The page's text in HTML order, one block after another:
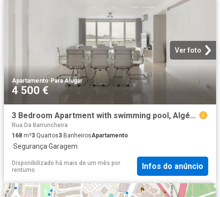
Ver foto
Apartamento· Para Alugar
4 500 €
3 Bedroom Apartment with swimming pool, Algés, Oeiras
Rua Da Barruncheira
168 m²3 Quartos3 BanheirosApartamento
·Segurança·Garagem
Disponibilizado há mais de um mês por
rentumo
Infos do anúncio